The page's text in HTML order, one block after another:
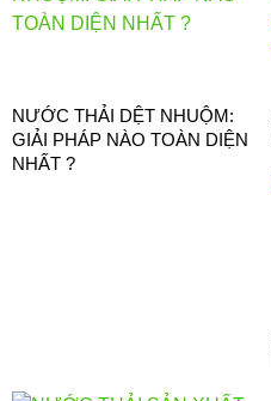
NƯỚC THẢI DỆT NHUỘM:
GIẢI PHÁP NÀO TOÀN DIỆN
NHẤT ?